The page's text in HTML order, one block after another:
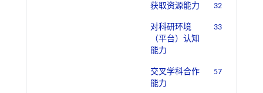
获取资源能力 32
对科研环境
（平台）认知
能力
33
交叉学科合作
能力
57